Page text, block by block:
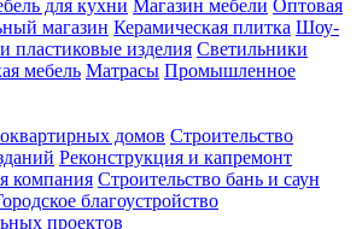
для кухни Магазин мебели Оптовая
магазин Керамическая плитка Шоу-
пластиковые изделия Светильники
мебель Матрасы Промышленное
домов Строительство
Реконструкция и капремонт
компания Строительство бань и саун
благоустройство
проектов